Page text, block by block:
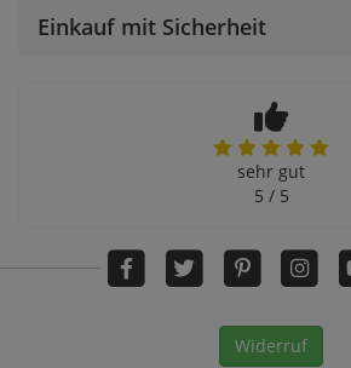
Einkauf mit Sicherheit
sehr gut
5 / 5
Widerruf